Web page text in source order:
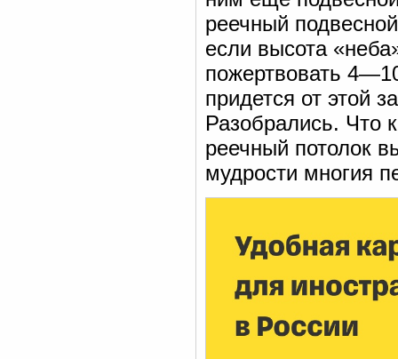
реечный
если высота
пожертвовать
придется от этой
Разобрались. Что
реечный потолок
мудрости многия